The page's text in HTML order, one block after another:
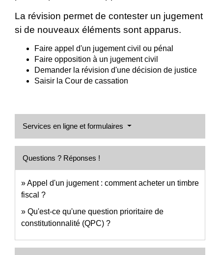
La révision permet de contester un jugement
si de nouveaux éléments sont apparus.
Faire appel d'un jugement civil ou pénal
Faire opposition à un jugement civil
Demander la révision d'une décision de justice
Saisir la Cour de cassation
Services en ligne et formulaires
Questions ? Réponses !
Appel d'un jugement : comment acheter un timbre
fiscal ?
Qu'est-ce qu'une question prioritaire de
constitutionnalité (QPC) ?